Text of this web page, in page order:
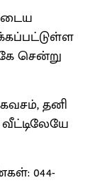
சென்று
தனி
044-